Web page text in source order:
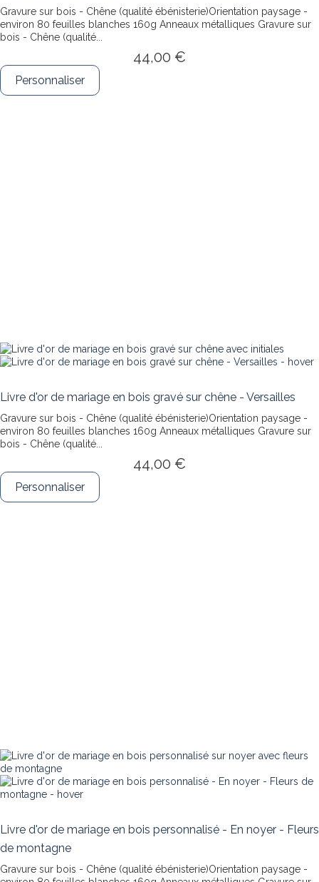
Gravure sur bois - Chêne (qualité ébénisterie)Orientation paysage -
environ 80 feuilles blanches 160g Anneaux métalliques Gravure sur
bois - Chêne (qualité...
44,00 €
Personnaliser
Livre d'or de mariage en bois gravé sur chêne - Versailles
Gravure sur bois - Chêne (qualité ébénisterie)Orientation paysage -
environ 80 feuilles blanches 160g Anneaux métalliques Gravure sur
bois - Chêne (qualité...
44,00 €
Personnaliser
Livre d'or de mariage en bois personnalisé - En noyer - Fleurs
de montagne
Gravure sur bois - Chêne (qualité ébénisterie)Orientation paysage -